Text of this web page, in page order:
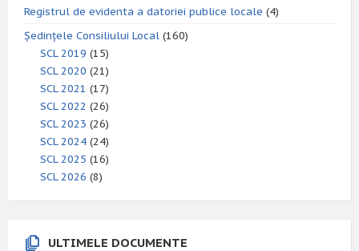
Registrul de evidenta a datoriei publice locale (4)
Ședințele Consiliului Local (160)
SCL 2019 (15)
SCL 2020 (21)
SCL 2021 (17)
SCL 2022 (26)
SCL 2023 (26)
SCL 2024 (24)
SCL 2025 (16)
SCL 2026 (8)
ULTIMELE DOCUMENTE